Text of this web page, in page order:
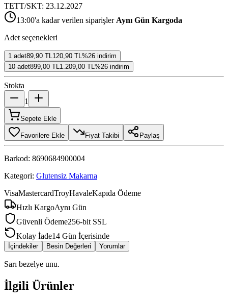
TETT/SKT: 23.12.2027
13:00'a kadar verilen siparişler Aynı Gün Kargoda
Adet seçenekleri
1 adet89,90 TL 120,90 TL %26 indirim
10 adet899,00 TL 1.209,00 TL %26 indirim
Stokta
1
Sepete Ekle
Favorilere Ekle Fiyat Takibi Paylaş
Barkod: 8690684900004
Kategori: Glutensiz Makarna
VisaMastercardTroyHavaleKapıda Ödeme
Hızlı KargoAynı Gün
Güvenli Ödeme256-bit SSL
Kolay İade14 Gün İçerisinde
İçindekiler Besin Değerleri Yorumlar
Sarı bezelye unu.
İlgili Ürünler